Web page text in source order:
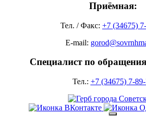
Приёмная:
Тел. / Факс: +7 (34675)
E-mail:
Специалист по
Тел.: +7 (34675) 7-